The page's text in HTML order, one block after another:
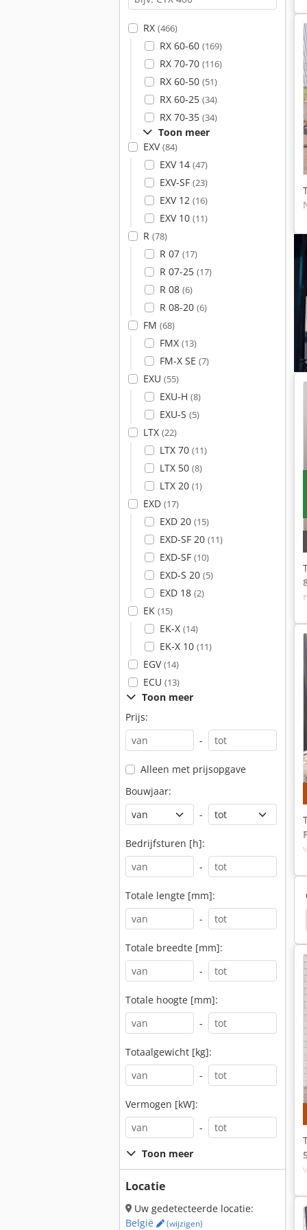
RX (466)
RX 60-60 (169)
RX 70-70 (116)
RX 60-50 (51)
RX 60-25 (34)
RX 70-35 (34)
Toon meer
EXV(84)
EXV 14 (47)
EXV-SF (23)
EXV 12 (16)
EXV 10 (11)
R (78)
R 07 (17)
R 07-25 (17)
R 08 (6)
R 08-20 (6)
FM (68)
FMX (13)
FM-X SE (7)
EXU (55)
EXU-H (8)
EXU-S (5)
LTX (22)
LTX 70 (11)
LTX 50 (8)
LTX 20 (1)
EXD (17)
EXD 20 (15)
EXD-SF 20 (11)
EXD-SF (10)
EXD-S 20 (5)
EXD 18 (2)
EK (15)
EK-X (14)
EK-X 10 (11)
EGV(14)
ECU (13)
Toon meer
Prijs:
-
Alleen met prijsopgave
Bouwjaar:
-
Bedrijfsturen [h]:
-
Totale lengte [mm]:
-
Totale breedte [mm]:
-
Totale hoogte [mm]:
-
Totaalgewicht [kg]:
-
Vermogen [kW]:
-
Toon meer
Locatie
Uw gedetecteerde locatie:
België
(wijzigen)
Linde E10 Triplex